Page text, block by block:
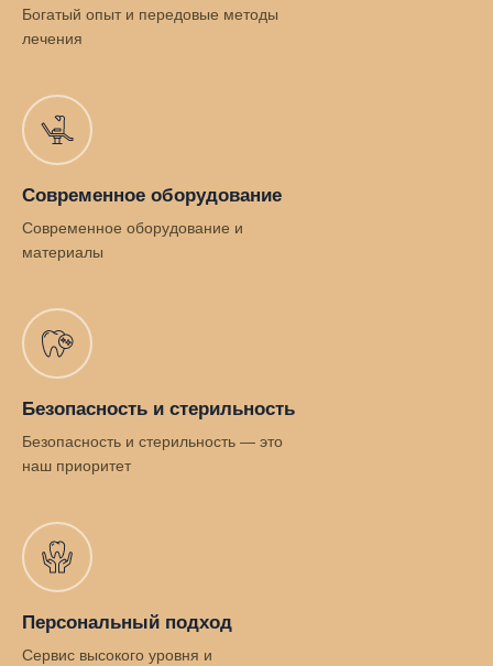
Богатый опыт и передовые методы
лечения
Современное оборудование
Современное оборудование и
материалы
Безопасность и стерильность
Безопасность и стерильность — это
наш приоритет
Персональный подход
Сервис высокого уровня и